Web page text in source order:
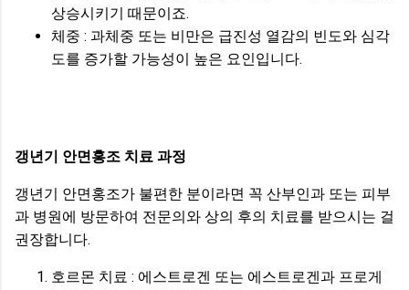
상승시키기 때문이죠.
체중 : 과체중 또는 비만은 급진성 열감의 빈도와 심각
도를 증가할 가능성이 높은 요인입니다.
갱년기 안면홍조 치료 과정
갱년기 안면홍조가 불편한 분이라면 꼭 산부인과 또는 피부
과 병원에 방문하여 전문의와 상의 후의 치료를 받으시는 걸
권장합니다.
호르몬 치료 : 에스트로겐 또는 에스트로겐과 프로게